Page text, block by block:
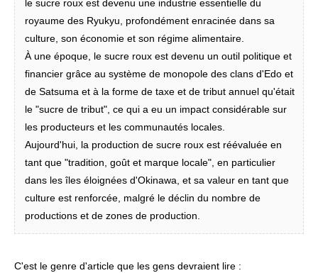
le sucre roux est devenu une industrie essentielle du
royaume des Ryukyu, profondément enracinée dans sa
culture, son économie et son régime alimentaire.
À une époque, le sucre roux est devenu un outil politique et
financier grâce au système de monopole des clans d'Edo et
de Satsuma et à la forme de taxe et de tribut annuel qu'était
le "sucre de tribut", ce qui a eu un impact considérable sur
les producteurs et les communautés locales.
Aujourd'hui, la production de sucre roux est réévaluée en
tant que "tradition, goût et marque locale", en particulier
dans les îles éloignées d'Okinawa, et sa valeur en tant que
culture est renforcée, malgré le déclin du nombre de
productions et de zones de production.
C'est le genre d'article que les gens devraient lire :